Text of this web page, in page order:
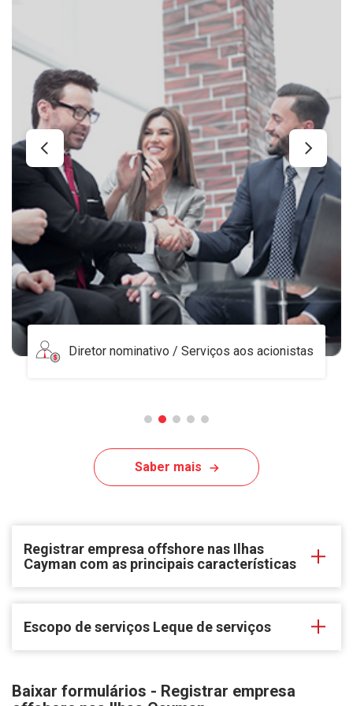
/ Serviços aos acionistas Merchant
Saber mais
Registrar empresa offshore nas Ilhas
Cayman com as principais características
Escopo de serviços Leque de serviços
Baixar formulários - Registrar empresa